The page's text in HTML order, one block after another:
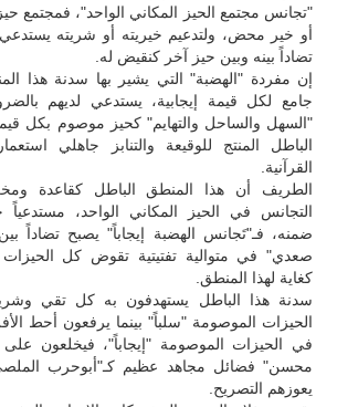
"تجانس مجتمع الحيز المكاني الواحد"، فمجتمع
أو خير محض، ولتدعيم خيريته أو شريته
تضاداً بينه وبين حيز آخر كنقيض له.
‏إن مفردة "الهضبة" التي يشير بها سدنة هذا
جامع لكل قيمة إيجابية، يستدعي لديهم
"السهل والساحل والتهايم" كحيز موصوم بكل
الباطل المنتج للوقيعة والتنابز جاهلي
القرآنية.
‏الطريف أن هذا المنطق الباطل كقاعدة
التجانس في الحيز المكاني الواحد،
ضمنه، فـ"تَجانس الهضبة إيجاباً" يصبح تضاداً
صعدي" في متوالية تفتيتية تقوض كل الحيزات
كغاية لهذا المنطق.
‏سدنة هذا الباطل يستهدفون به كل تقي
الحيزات الموصومة "سلباً" بينما يرفعون أحط
في الحيزات الموصومة "إيجاباً"، فيخلعون
محسن" فضائل مجاهد عظيم كـ"أبوحرب
يعوزهم التصريح.